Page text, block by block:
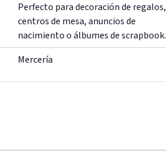
Perfecto para decoración de regalos,
centros de mesa, anuncios de
nacimiento o álbumes de scrapbook.
Mercería